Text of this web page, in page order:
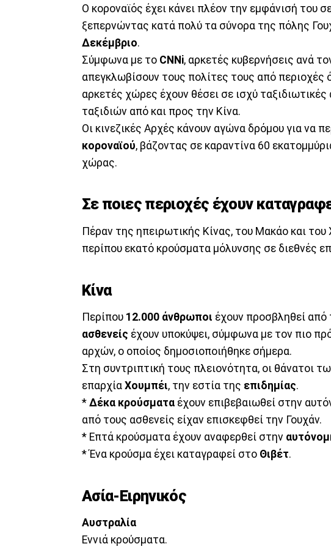
Ο κοροναϊός έχει κάνει πλέον την εμφάνισή του
ξεπερνώντας κατά πολύ τα σύνορα της πόλης
Δεκέμβριο.
Σύμφωνα με το CNNi, αρκετές κυβερνήσεις ανά
απεγκλωβίσουν τους πολίτες τους από περιοχές
αρκετές χώρες έχουν θέσει σε ισχύ
ταξιδιών από και προς την Κίνα.
Οι κινεζικές Αρχές κάνουν αγώνα δρόμου για να
κοροναϊού, βάζοντας σε καραντίνα 60
χώρας.
Σε ποιες περιοχές έχουν
Πέραν της ηπειρωτικής Κίνας, του Μακάο και του
περίπου εκατό κρούσματα μόλυνσης σε διεθνές
Κίνα
Περίπου 12.000 άνθρωποι έχουν προσβληθεί από
ασθενείς έχουν υποκύψει, σύμφωνα με τον πιο
αρχών, ο οποίος δημοσιοποιήθηκε σήμερα.
Στη συντριπτική τους πλειονότητα, οι θάνατοι
επαρχία Χουμπέι, την εστία της επιδημίας.
* Δέκα κρούσματα έχουν επιβεβαιωθεί στην
από τους ασθενείς είχαν επισκεφθεί την Γουχάν.
* Επτά κρούσματα έχουν αναφερθεί στην
* Ένα κρούσμα έχει καταγραφεί στο Θιβέτ.
Ασία-Ειρηνικός
Αυστραλία
Εννιά κρούσματα.